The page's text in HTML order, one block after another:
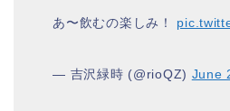
あ〜飲むの楽しみ！
— 吉沢緑時 (@rioQZ) June